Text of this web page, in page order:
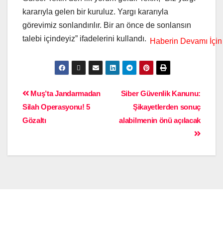
kararıyla gelen bir kuruluz. Yargı kararıyla
görevimiz sonlandırılır. Bir an önce de sonlansın
talebi içindeyiz” ifadelerini kullandı.
Siber Güvenlik Kanunu:
Şikayetlerden sonuç
alabilmenin önü açılacak
Muş’ta Jandarmadan
Silah Operasyonu! 5
Gözaltı